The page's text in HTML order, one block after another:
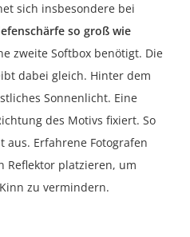
sich insbesondere bei
so groß wie
zweite Softbox benötigt. Die
dabei gleich. Hinter dem
Sonnenlicht. Eine
des Motivs fixiert. So
aus. Erfahrene Fotografen
Reflektor platzieren, um
zu vermindern.